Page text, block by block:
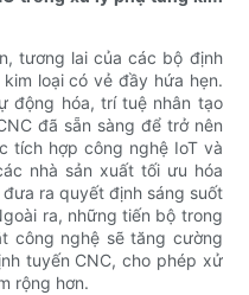
tương lai của các bộ định
loại có vẻ đầy hứa hẹn.
động hóa, trí tuệ nhân tạo
đã sẵn sàng để trở nên
tích hợp công nghệ IoT và
nhà sản xuất tối ưu hóa
ra quyết định sáng suốt
ra, những tiến bộ trong
công nghệ sẽ tăng cường
tuyến CNC, cho phép xử
rộng hơn.